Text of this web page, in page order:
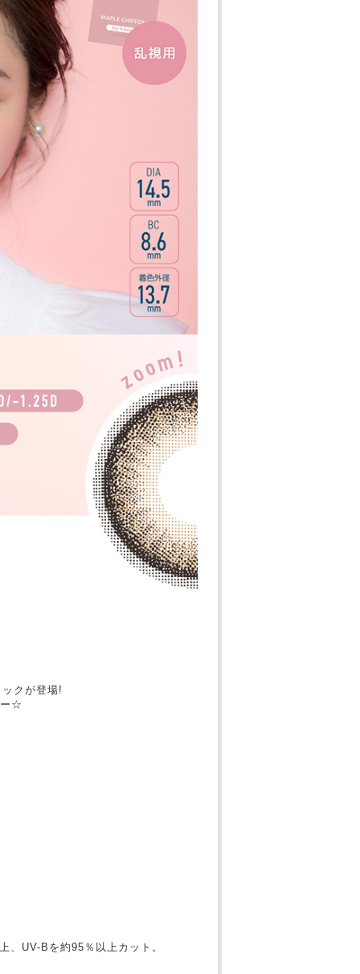
クが登場!
ー☆
UV-Bを約95％以上カット。